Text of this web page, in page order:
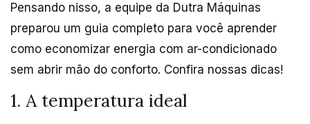
Pensando nisso, a equipe da Dutra Máquinas
preparou um guia completo para você aprender
como economizar energia com ar-condicionado
sem abrir mão do conforto. Confira nossas dicas!
1. A temperatura ideal